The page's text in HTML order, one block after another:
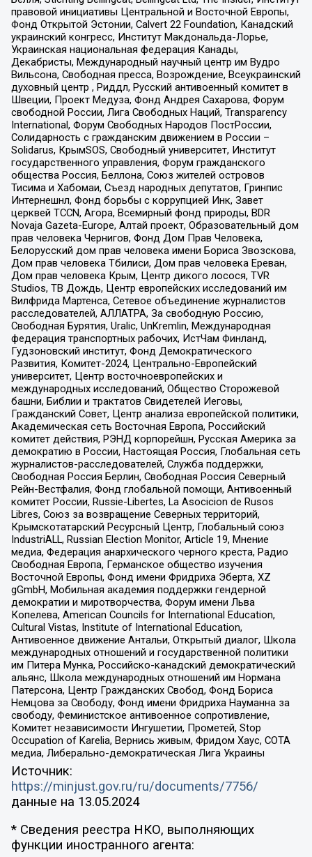
правовой инициативы Центральной и Восточной Европы,
Фонд Открытой Эстонии, Calvert 22 Foundation, Канадский
украинский конгресс, Институт Макдональда-Лорье,
Украинская национальная федерация Канады,
Декабристы, Международный научный центр им Вудро
Вильсона, Свободная пресса, Возрождение, Всеукраинский
духовный центр , Риддл, Русский антивоенный комитет в
Швеции, Проект Медуза, Фонд Андрея Сахарова, Форум
свободной России, Лига Свободных Наций, Transparеncy
International, Форум Свободных Народов ПостРоссии,
Солидарность с гражданским движением в России –
Solidarus, КрымSOS, Свободный университет, Институт
государственного управления, Форум гражданского
общества Россия, Беллона, Союз жителей островов
Тисима и Хабомаи, Съезд народных депутатов, Гринпис
Интернешнл, Фонд борьбы с коррупцией Инк, Завет
церквей TCCN, Агора, Всемирный фонд природы, BDR
Novaja Gazeta-Europe, Алтай проект, Образовательный дом
прав человека Чернигов, Фонд Дом Прав Человека,
Белорусский дом прав человека имени Бориса Звозскова,
Дом прав человека Тбилиси, Дом прав человека Ереван,
Дом прав человека Крым, Центр дикого лосося, TVR
Studios, ТВ Дождь, Центр европейских исследований им
Вилфрида Мартенса, Сетевое объединение журналистов
расследователей, АЛЛАТРА, За свободную Россию,
Свободная Бурятия, Uralic, UnKremlin, Международная
федерация транспортных рабочих, ИстЧам Финланд,
Гудзоновский институт, Фонд Демократического
Развития, Комитет-2024, Центрально-Европейский
университет, Центр восточноевропейских и
международных исследований, Общество Сторожевой
башни, Библии и трактатов Свидетелей Иеговы,
Гражданский Совет, Центр анализа европейской политики,
Академическая сеть Восточная Европа, Российский
комитет действия, РЭНД корпорейшн, Русская Америка за
демократию в России, Настоящая Россия, Глобальная сеть
журналистов-расследователей, Служба поддержки,
Свободная Россия Берлин, Свободная Россия Северный
Рейн-Вестфалия, Фонд глобальной помощи, Антивоенный
комитет России, Russie-Libertes, La Asocicion de Rusos
Libres, Союз за возвращение Северных территорий,
Крымскотатарский Ресурсный Центр, Глобальный союз
IndustriALL, Russian Election Monitor, Article 19, Мнение
медиа, Федерация анархического черного креста, Радио
Свободная Европа, Германское общество изучения
Восточной Европы, Фонд имени Фридриха Эберта, XZ
gGmbH, Мобильная академия поддержки гендерной
демократии и миротворчества, Форум имени Льва
Копелева, American Councils for International Education,
Cultural Vistas, Institute of International Education,
Антивоенное движение Антальи, Открытый диалог, Школа
международных отношений и государственной политики
им Питера Мунка, Российско-канадский демократический
альянс, Школа международных отношений им Нормана
Патерсона, Центр Гражданских Свобод, Фонд Бориса
Немцова за Свободу, Фонд имени Фридриха Науманна за
свободу, Феминистское антивоенное сопротивление,
Комитет независимости Ингушетии, Прометей, Stop
Occupation of Karelia, Вернись живым, Фридом Хаус, СОТА
медиа, Либерально-демократическая Лига Украины
Источник:
https://minjust.gov.ru/ru/documents/7756/
данные на 13.05.2024
* Сведения реестра НКО, выполняющих
функции иностранного агента: